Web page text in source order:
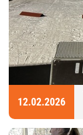
12.02.2026